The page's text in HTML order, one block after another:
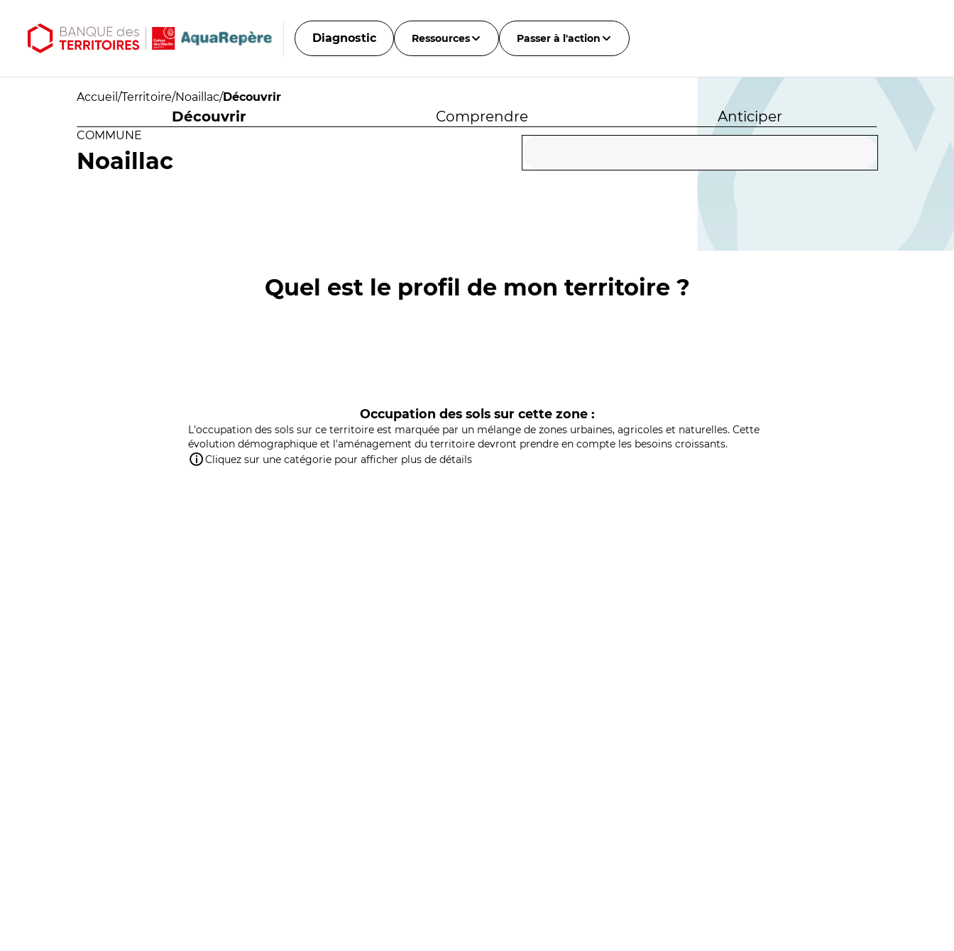
Diagnostic Ressources Passer à l'action
Accueil /Territoire/Noaillac/Découvrir
Découvrir Comprendre Anticiper
COMMUNE
Noaillac
Quel est le profil de mon territoire ?
Occupation des sols sur cette zone :
L'occupation des sols sur ce territoire est marquée par un mélange de zones urbaines, agricoles et naturelles. Cette
évolution démographique et l'aménagement du territoire devront prendre en compte les besoins croissants.
Cliquez sur une catégorie pour afficher plus de détails